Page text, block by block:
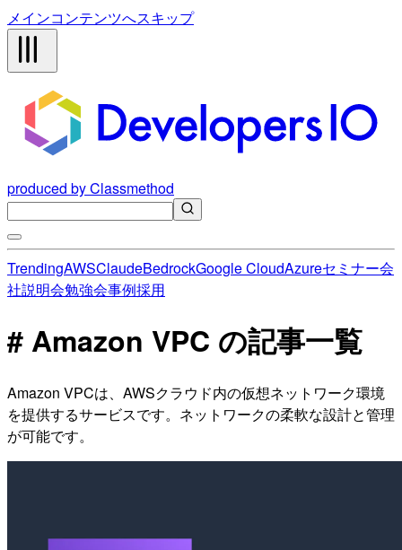
メインコンテンツへスキップ
produced by Classmethod
TrendingAWSClaudeBedrockGoogle CloudAzureセミナー会
社説明会勉強会事例採用
# Amazon VPC の記事一覧
Amazon VPCは、AWSクラウド内の仮想ネットワーク環境
を提供するサービスです。ネットワークの柔軟な設計と管理
が可能です。